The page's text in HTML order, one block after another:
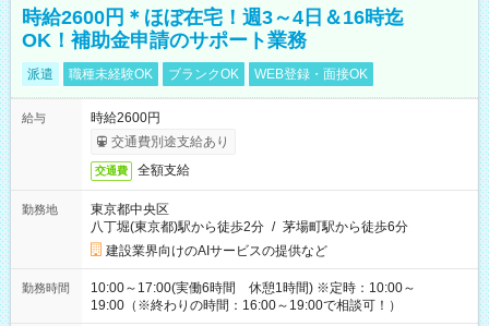
時給2600円＊ほぼ在宅！週3～4日＆16時迄
OK！補助金申請のサポート業務
派遣 職種未経験OK ブランクOK WEB登録・面接OK
給与
時給2600円
交通費別途支給あり
交通費 全額支給
勤務地
東京都中央区
八丁堀(東京都)駅から徒歩2分 / 茅場町駅から徒歩6分
建設業界向けのAIサービスの提供など
勤務時間
10:00～17:00(実働6時間 休憩1時間) ※定時：10:00～
19:00（※終わりの時間：16:00～19:00で相談可！）